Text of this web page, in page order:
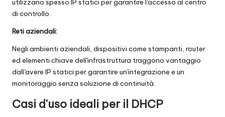
utilizzano spesso IP statici per garantire l'accesso al centro
di controllo.
Reti aziendali:
Negli ambienti aziendali, dispositivi come stampanti, router
ed elementi chiave dell'infrastruttura traggono vantaggio
dall'avere IP statici per garantire un'integrazione e un
monitoraggio senza soluzione di continuità.
Casi d'uso ideali per il DHCP